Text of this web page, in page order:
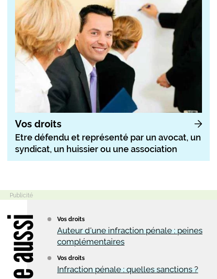
Vos droits
Etre défendu et représenté par un avocat, un
syndicat, un huissier ou une association
Vos droits
Auteur d'une infraction pénale : peines
complémentaires
Vos droits
Infraction pénale : quelles sanctions ?